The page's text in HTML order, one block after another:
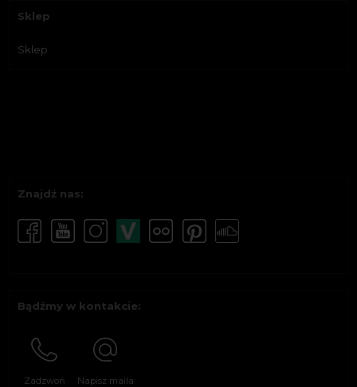
Sklep
Sklep
Znajdź nas:
Bądźmy w kontakcie:
Zadzwoń Napisz maila